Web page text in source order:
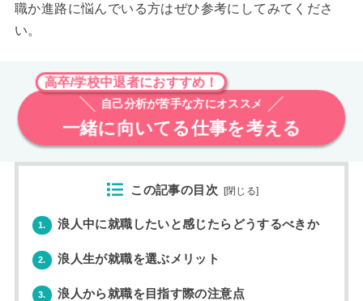
職か進路に悩んでいる方はぜひ参考にしてみてくださ
い。
高卒/学校中退者におすすめ！
自己分析が苦手な方にオススメ
一緒に向いてる仕事を考える
この記事の目次 [閉じる]
1. 浪人中に就職したいと感じたらどうするべきか
2. 浪人生が就職を選ぶメリット
3. 浪人から就職を目指す際の注意点